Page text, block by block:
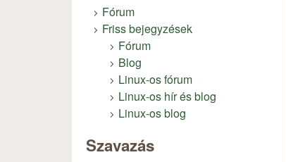
Fórum
Friss bejegyzések
Fórum
Blog
Linux-os fórum
Linux-os hír és blog
Linux-os blog
Szavazás